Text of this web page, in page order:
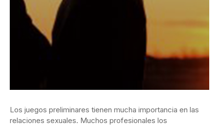
Los juegos preliminares tienen mucha importancia en las
relaciones sexuales. Muchos profesionales los